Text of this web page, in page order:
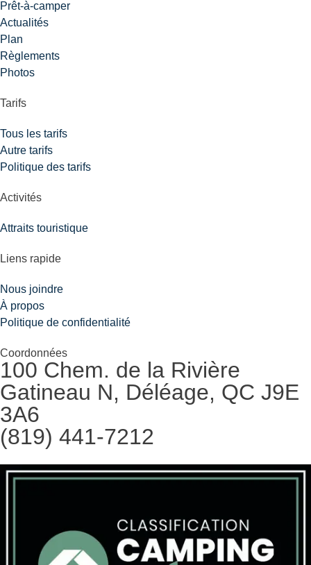
Prêt-à-camper
Actualités
Plan
Règlements
Photos
Tarifs
Tous les tarifs
Autre tarifs
Politique des tarifs
Activités
Attraits touristique
Liens rapide
Nous joindre
À propos
Politique de confidentialité
Coordonnées
100 Chem. de la Rivière
Gatineau N, Déléage, QC J9E
3A6
(819) 441-7212